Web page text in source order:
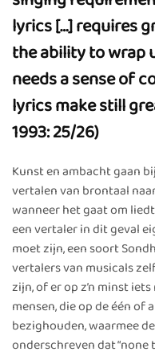
lyrics […] requires
the ability to wrap
needs a sense of
lyrics make still
1993: 25/26)
Kunst en ambacht gaan
vertalen van brontaal
wanneer het gaat om
een vertaler in dit geval
moet zijn, een soort
vertalers van musicals
zijn, of er op z’n minst
mensen, die op de één of
bezighouden, waarmee
onderschreven dat “none